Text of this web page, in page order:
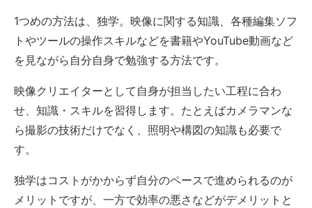
1つめの方法は、独学。映像に関する知識、各種編集ソフ
トやツールの操作スキルなどを書籍やYouTube動画など
を見ながら自分自身で勉強する方法です。
映像クリエイターとして自身が担当したい工程に合わ
せ、知識・スキルを習得します。たとえばカメラマンな
ら撮影の技術だけでなく、照明や構図の知識も必要で
す。
独学はコストがかからず自分のペースで進められるのが
メリットですが、一方で効率の悪さなどがデメリットと